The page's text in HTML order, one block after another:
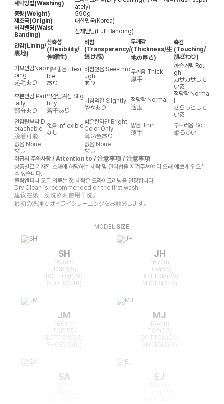
세탁방법(Washing)
ately)
중량(Weight)
590g
제조국(Origin)
대한민국(Korea)
허리밴딩(Waist
Banding)
전체밴딩(Full Banding)
안감(Lining/
裏地)
신축성
(Flexibility/
伸縮性)
비침
(Transparency/
透け感)
두께감
(Thickness/生
地の厚さ)
촉감
(Touching/
肌ざわり)
기모안감Nap
ping
起毛あり
매우좋음 Flexi
ble
あり
비침있음 See-thro
ugh
あり
두꺼움 Thick
厚手
까슬거림 Rou
gh
カサカサして
いる
부분안감 Part
ially
部分あり
약간당겨짐 Slig
htly
若干あり
비침약간 Slightly
ややあり
적당함 Normal
適度
적당함 Norma
さらっとして
いる
안감탈부착 D
etachable
脱着可能
없음 Inflexible
なし
밝은칼라만 Bright
Color Only
薄い色あり
얇음 Thin
薄手
부드러움 Soft
柔らかい
없음 None
なし
없음 None
なし
취급시 주의사항 / Attention to / 注意事项 / 注意事項
상품별로 기재된 소재에 해당하는 세탁 및 관리법을 지켜주셔야 더 오래 예쁘게 입으실
수 있습니다.
클릭앤퍼니 모든 의류는 첫 세탁은 드라이크리닝을 권장합니다.
Dry Clean is recommended on the first wash.
建议在第一次洗涤时使用干洗。
最初の洗浄ではドライクリーニングをお勧めします。
MODEL SIZE
SH
163cm
TOP(55)
BOTTOM(26)
SHOES(240)
JH
167cm
TOP(55)
BOTTOM(26)
SHOES(240)
JM
166cm
TOP(55)
BOTTOM(25)
MJ
164cm
TOP(55)
BOTTOM(26)
SA EJ